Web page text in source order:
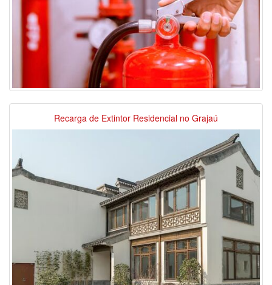
Recarga de Extintor Residencial no Grajaú